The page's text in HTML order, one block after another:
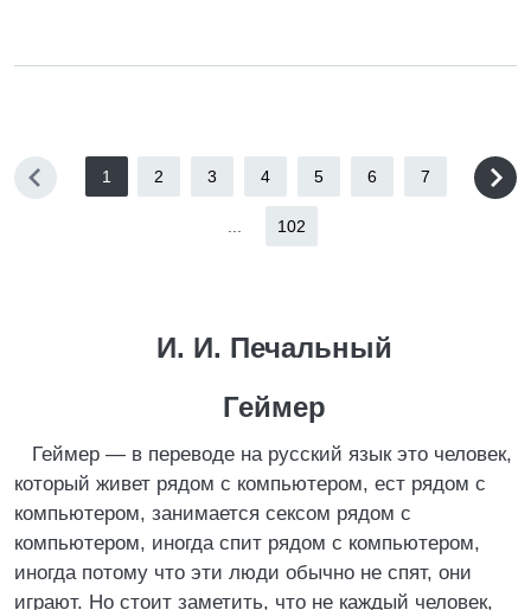
1 2 3 4 5 6 7
102
И. И. Печальный
Геймер
Геймер — в переводе на русский язык это человек,
который живет рядом с компьютером, ест рядом с
компьютером, занимается сексом рядом с
компьютером, иногда спит рядом с компьютером,
иногда потому что эти люди обычно не спят, они
играют. Но стоит заметить, что не каждый человек,